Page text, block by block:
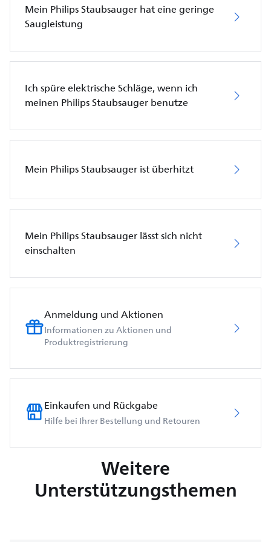
Mein Philips Staubsauger hat eine geringe
Saugleistung
Ich spüre elektrische Schläge, wenn ich
meinen Philips Staubsauger benutze
Mein Philips Staubsauger ist überhitzt
Mein Philips Staubsauger lässt sich nicht
einschalten
Anmeldung und Aktionen
Informationen zu Aktionen und
Produktregistrierung
Einkaufen und Rückgabe
Hilfe bei Ihrer Bestellung und Retouren
Weitere
Unterstützungsthemen